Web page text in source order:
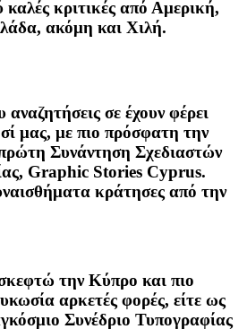
κριτικές από Αμερική,
ακόμη και Χιλή.
σε έχουν φέρει
μας, με πιο πρόσφατη την
Συνάντηση Σχεδιαστών
Graphic Stories Cyprus.
κράτησες από την
την Κύπρο και πιο
αρκετές φορές, είτε ως
Συνέδριο Τυπογραφίας